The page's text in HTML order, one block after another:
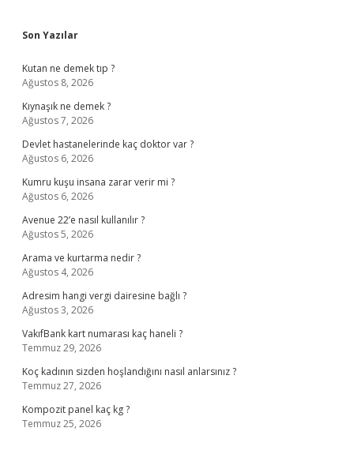
Sidebar
Son Yazılar
Kutan ne demek tıp ?
Ağustos 8, 2026
Kıynaşık ne demek ?
Ağustos 7, 2026
Devlet hastanelerinde kaç doktor var ?
Ağustos 6, 2026
Kumru kuşu insana zarar verir mi ?
Ağustos 6, 2026
Avenue 22’e nasıl kullanılır ?
Ağustos 5, 2026
Arama ve kurtarma nedir ?
Ağustos 4, 2026
Adresim hangi vergi dairesine bağlı ?
Ağustos 3, 2026
VakıfBank kart numarası kaç haneli ?
Temmuz 29, 2026
Koç kadının sizden hoşlandığını nasıl anlarsınız ?
Temmuz 27, 2026
Kompozit panel kaç kg ?
Temmuz 25, 2026